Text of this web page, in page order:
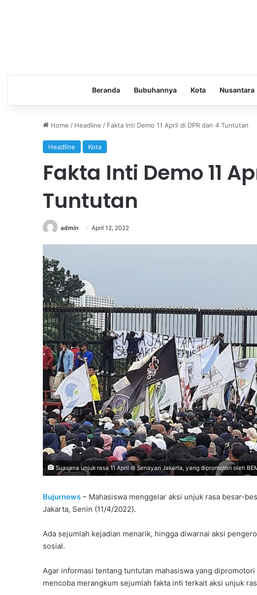
Beranda Bubuhannya Kota Nusantara
Home / Headline / Fakta Inti Demo 11 April di DPR dan 4 Tuntutan
Headline Kota
Fakta Inti Demo 11
Tuntutan
admin April 12, 2022
Suasana unjuk rasa 11 April di Senayan Jakarta, yang dipromotori oleh
Bujurnews – Mahasiswa menggelar aksi unjuk rasa besar-
Jakarta, Senin (11/4/2022).
Ada sejumlah kejadian menarik, hingga diwarnai aksi
sosial.
Agar informasi tentang tuntutan mahasiswa yang
mencoba merangkum sejumlah fakta inti terkait aksi unjuk